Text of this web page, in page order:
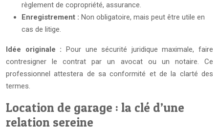
règlement de copropriété, assurance.
Enregistrement : Non obligatoire, mais peut être utile en
cas de litige.
Idée originale : Pour une sécurité juridique maximale, faire
contresigner le contrat par un avocat ou un notaire. Ce
professionnel attestera de sa conformité et de la clarté des
termes.
Location de garage : la clé d’une
relation sereine